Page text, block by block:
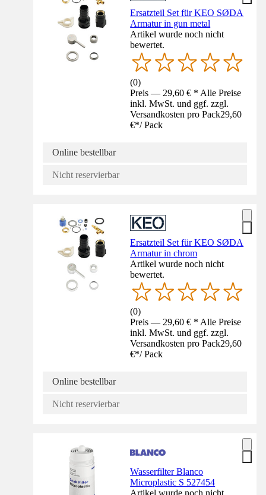
Ersatzteil Set für KEO SØDA
Armatur in gun metal
Artikel wurde noch nicht
bewertet.
(0)
Preis — 29,60 € * Alle Preise
inkl. MwSt. und ggf. zzgl.
Versandkosten pro Pack29,60
€*/ Pack
Online bestellbar
Nicht reservierbar
Ersatzteil Set für KEO SØDA
Armatur in chrom
Artikel wurde noch nicht
bewertet.
(0)
Preis — 29,60 € * Alle Preise
inkl. MwSt. und ggf. zzgl.
Versandkosten pro Pack29,60
€*/ Pack
Online bestellbar
Nicht reservierbar
Wasserfilter Blanco
Microplastic S 527454